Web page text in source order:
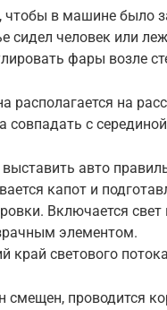
чтобы в машине было
сидел человек или
фары возле
располагается на
совпадать с
авто
капот и
Включается
элементом.
край светового
смещен, проводится